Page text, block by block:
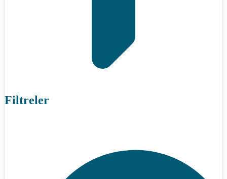
Filtreler